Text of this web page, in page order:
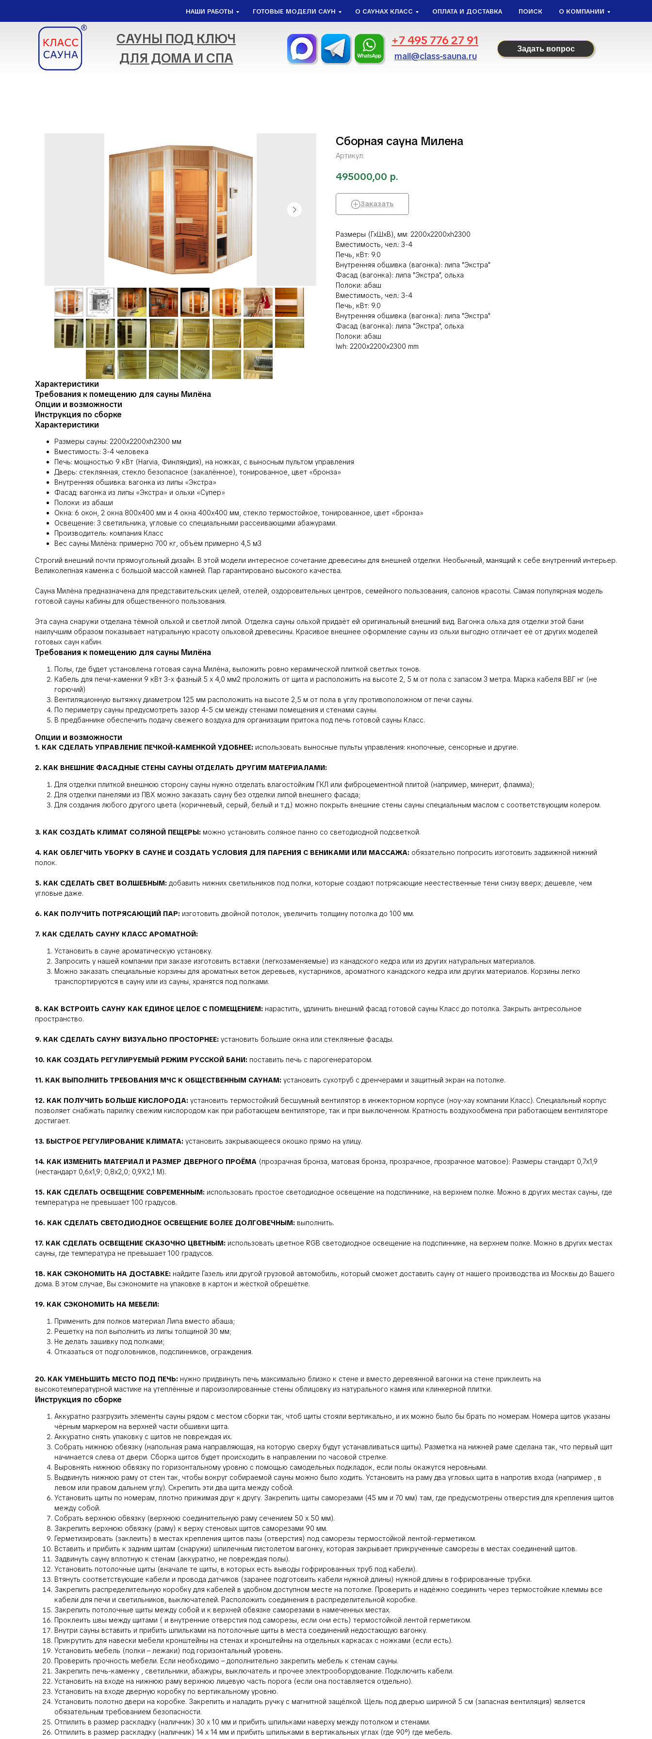
НАШИ РАБОТЫ ГОТОВЫЕ МОДЕЛИ САУН О САУНАХ КЛАСС ОПЛАТА И ДОСТАВКА ПОИСК О КОМПАНИИ
САУНЫ ПОД КЛЮЧ
ДЛЯ ДОМА И СПА
+7 495 776 27 91
mail@class-sauna.ru
Задать вопрос
Сборная сауна Милена
Артикул:
495000,00 р.
Заказать
Размеры (ГхШхВ), мм: 2200х2200хh2300
Вместимость, чел.: 3-4
Печь, кВт: 9.0
Внутренняя обшивка (вагонка): липа "Экстра"
Фасад (вагонка): липа "Экстра", ольха
Полоки: абаш
Вместимость, чел.: 3-4
Печь, кВт: 9.0
Внутренняя обшивка (вагонка): липа "Экстра"
Фасад (вагонка): липа "Экстра", ольха
Полоки: абаш
lwh: 2200x2200x2300 mm
Характеристики
Требования к помещению для сауны Милёна
Опции и возможности
Инструкция по сборке
Характеристики
Размеры сауны: 2200х2200хh2300 мм
Вместимость: 3-4 человека
Печь: мощностью 9 кВт (Harvia, Финляндия), на ножках, с выносным пультом управления
Дверь: стеклянная, стекло безопасное (закалённое), тонированное, цвет «бронза»
Внутренняя обшивка: вагонка из липы «Экстра»
Фасад: вагонка из липы «Экстра» и ольхи «Супер»
Полоки: из абаши
Окна: 6 окон, 2 окна 800х400 мм и 4 окна 400х400 мм, стекло термостойкое, тонированное, цвет «бронза»
Освещение: 3 светильника, угловые со специальными рассеивающими абажурами.
Производитель: компания Класс
Вес сауны Милёна: примерно 700 кг, объём примерно 4,5 м3
Строгий внешний почти прямоугольный дизайн. В этой модели интересное сочетание древесины для внешней отделки. Необычный, манящий к себе внутренний интерьер.
Великолепная каменка с большой массой камней. Пар гарантировано высокого качества.
Сауна Милёна предназначена для представительских целей, отелей, оздоровительных центров, семейного пользования, салонов красоты. Самая популярная модель
готовой сауны кабины для общественного пользования.
Эта сауна снаружи отделана тёмной ольхой и светлой липой. Отделка сауны ольхой придаёт ей оригинальный внешний вид. Вагонка ольха для отделки этой бани
наилучшим образом показывает натуральную красоту ольховой древесины. Красивое внешнее оформление сауны из ольхи выгодно отличает её от других моделей
готовых саун кабин.
Требования к помещению для сауны Милёна
Полы, где будет установлена готовая сауна Милёна, выложить ровно керамической плиткой светлых тонов.
Кабель для печи-каменки 9 кВт 3-х фазный 5 х 4,0 мм2 проложить от щита и расположить на высоте 2, 5 м от пола с запасом 3 метра. Марка кабеля ВВГ нг (не
горючий)
Вентиляционную вытяжку диаметром 125 мм расположить на высоте 2,5 м от пола в углу противоположном от печи сауны.
По периметру сауны предусмотреть зазор 4-5 см между стенами помещения и стенами сауны.
В предбаннике обеспечить подачу свежего воздуха для организации притока под печь готовой сауны Класс.
Опции и возможности
1. КАК СДЕЛАТЬ УПРАВЛЕНИЕ ПЕЧКОЙ-КАМЕНКОЙ УДОБНЕЕ: использовать выносные пульты управления: кнопочные, сенсорные и другие.
2. КАК ВНЕШНИЕ ФАСАДНЫЕ СТЕНЫ САУНЫ ОТДЕЛАТЬ ДРУГИМ МАТЕРИАЛАМИ:
Для отделки плиткой внешнюю сторону сауны нужно отделать влагостойким ГКЛ или фиброцементной плитой (например, минерит, фламма);
Для отделки панелями из ПВХ можно заказать сауну без отделки липой внешнего фасада;
Для создания любого другого цвета (коричневый, серый, белый и т.д.) можно покрыть внешние стены сауны специальным маслом с соответствующим колером.
3. КАК СОЗДАТЬ КЛИМАТ СОЛЯНОЙ ПЕЩЕРЫ: можно установить соляное панно со светодиодной подсветкой.
4. КАК ОБЛЕГЧИТЬ УБОРКУ В САУНЕ И СОЗДАТЬ УСЛОВИЯ ДЛЯ ПАРЕНИЯ С ВЕНИКАМИ ИЛИ МАССАЖА: обязательно попросить изготовить задвижной нижний
полок.
5. КАК СДЕЛАТЬ СВЕТ ВОЛШЕБНЫМ: добавить нижних светильников под полки, которые создают потрясающие неестественные тени снизу вверх; дешевле, чем
угловые даже.
6. КАК ПОЛУЧИТЬ ПОТРЯСАЮЩИЙ ПАР: изготовить двойной потолок, увеличить толщину потолка до 100 мм.
7. КАК СДЕЛАТЬ САУНУ КЛАСС АРОМАТНОЙ:
Установить в сауне ароматическую установку.
Запросить у нашей компании при заказе изготовить вставки (легкозаменяемые) из канадского кедра или из других натуральных материалов.
Можно заказать специальные корзины для ароматных веток деревьев, кустарников, ароматного канадского кедра или других материалов. Корзины легко
транспортируются в сауну или из сауны, хранятся под полками.
8. КАК ВСТРОИТЬ САУНУ КАК ЕДИНОЕ ЦЕЛОЕ С ПОМЕЩЕНИЕМ: нарастить, удлинить внешний фасад готовой сауны Класс до потолка. Закрыть антресольное
пространство.
9. КАК СДЕЛАТЬ САУНУ ВИЗУАЛЬНО ПРОСТОРНЕЕ: установить большие окна или стеклянные фасады.
10. КАК СОЗДАТЬ РЕГУЛИРУЕМЫЙ РЕЖИМ РУССКОЙ БАНИ: поставить печь с парогенератором.
11. КАК ВЫПОЛНИТЬ ТРЕБОВАНИЯ МЧС К ОБЩЕСТВЕННЫМ САУНАМ: установить сухотруб с дренчерами и защитный экран на потолке.
12. КАК ПОЛУЧИТЬ БОЛЬШЕ КИСЛОРОДА: установить термостойкий бесшумный вентилятор в инжекторном корпусе (ноу-хау компании Класс). Специальный корпус
позволяет снабжать парилку свежим кислородом как при работающем вентиляторе, так и при выключенном. Кратность воздухообмена при работающем вентиляторе
достигает.
13. БЫСТРОЕ РЕГУЛИРОВАНИЕ КЛИМАТА: установить закрывающееся окошко прямо на улицу.
14. КАК ИЗМЕНИТЬ МАТЕРИАЛ И РАЗМЕР ДВЕРНОГО ПРОЁМА (прозрачная бронза, матовая бронза, прозрачное, прозрачное матовое): Размеры стандарт 0,7х1,9
(нестандарт 0,6х1,9; 0,8х2,0; 0,9Х2,1 М).
15. КАК СДЕЛАТЬ ОСВЕЩЕНИЕ СОВРЕМЕННЫМ: использовать простое светодиодное освещение на подспиннике, на верхнем полке. Можно в других местах сауны, где
температура не превышает 100 градусов.
16. КАК СДЕЛАТЬ СВЕТОДИОДНОЕ ОСВЕЩЕНИЕ БОЛЕЕ ДОЛГОВЕЧНЫМ: выполнить.
17. КАК СДЕЛАТЬ ОСВЕЩЕНИЕ СКАЗОЧНО ЦВЕТНЫМ: использовать цветное RGB светодиодное освещение на подспиннике, на верхнем полке. Можно в других местах
сауны, где температура не превышает 100 градусов.
18. КАК СЭКОНОМИТЬ НА ДОСТАВКЕ: найдите Газель или другой грузовой автомобиль, который сможет доставить сауну от нашего производства из Москвы до Вашего
дома. В этом случае, Вы сэкономите на упаковке в картон и жёсткой обрешётке.
19. КАК СЭКОНОМИТЬ НА МЕБЕЛИ:
Применить для полков материал Липа вместо абаша;
Решетку на пол выполнить из липы толщиной 30 мм;
Не делать зашивку под полками;
Отказаться от подголовников, подспинников, ограждения.
20. КАК УМЕНЬШИТЬ МЕСТО ПОД ПЕЧЬ: нужно придвинуть печь максимально близко к стене и вместо деревянной вагонки на стене приклеить на
высокотемпературной мастике на утеплённые и пароизолированные стены облицовку из натурального камня или клинкерной плитки.
Инструкция по сборке
Аккуратно разгрузить элементы сауны рядом с местом сборки так, чтоб щиты стояли вертикально, и их можно было бы брать по номерам. Номера щитов указаны
чёрным маркером на верхней части обшивки щита.
Аккуратно снять упаковку с щитов не повреждая их.
Собрать нижнюю обвязку (напольная рама направляющая, на которую сверху будут устанавливаться щиты). Разметка на нижней раме сделана так, что первый щит
начинается слева от двери. Сборка щитов будет происходить в направлении по часовой стрелке.
Выровнять нижнюю обвязку по горизонтальному уровню с помощью самодельных подкладок, если полы окажутся неровными.
Выдвинуть нижнюю раму от стен так, чтобы вокруг собираемой сауны можно было ходить. Установить на раму два угловых щита в напротив входа (например , в
левом или правом дальнем углу). Скрепить эти два щита между собой.
Установить щиты по номерам, плотно прижимая друг к другу. Закрепить щиты саморезами (45 мм и 70 мм) там, где предусмотрены отверстия для крепления щитов
между собой.
Собрать верхнюю обвязку (верхнюю соединительную раму сечением 50 х 50 мм).
Закрепить верхнюю обвязку (раму) к верху стеновых щитов саморезами 90 мм.
Герметизировать (заклеить) в местах крепления щитов пазы (отверстия) под саморезы термостойкой лентой-герметиком.
Вставить и прибить к задним щитам (снаружи) шпилечным пистолетом вагонку, которая закрывает прикрученные саморезы в местах соединений щитов.
Задвинуть сауну вплотную к стенам (аккуратно, не повреждая полы).
Установить потолочные щиты (вначале те щиты, в которых есть выводы гофрированных труб под кабели).
Втянуть соответствующие кабели и провода датчиков (заранее подготовить кабели нужной длины) нужной длины в гофрированные трубки.
Закрепить распределительную коробку для кабелей в удобном доступном месте на потолке. Проверить и надёжно соединить через термостойкие клеммы все
кабели для печи и светильников, выключателей. Расположить соединения в распределительной коробке.
Закрепить потолочные щиты между собой и к верхней обвязке саморезами в намеченных местах.
Проклеить швы между щитами ( и внутренние отверстия под саморезы, если они есть) термостойкой лентой герметиком.
Внутри сауны вставить и прибить шпильками на потолочные щиты в места соединений недостающую вагонку.
Прикрутить для навески мебели кронштейны на стенах и кронштейны на отдельных каркасах с ножками (если есть).
Установить мебель (полки – лежаки) под горизонтальный уровень.
Проверить прочность мебели. Если необходимо – дополнительно закрепить мебель к стенам сауны.
Закрепить печь-каменку , светильники, абажуры, выключатель и прочее электрооборудование. Подключить кабели.
Установить на входе на нижнюю раму верхнюю лицевую часть порога (если она поставляется отдельно).
Установить на входе дверную коробку по вертикальному уровню.
Установить полотно двери на коробке. Закрепить и наладить ручку с магнитной защёлкой. Щель под дверью шириной 5 см (запасная вентиляция) является
обязательным требованием безопасности.
Отпилить в размер раскладку (наличник) 30 х 10 мм и прибить шпильками наверху между потолком и стенами.
Отпилить в размер раскладку (наличник) 14 х 14 мм и прибить шпильками в вертикальных углах (где 90°) где мебель.